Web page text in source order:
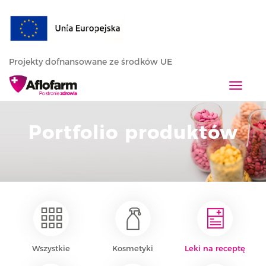
Projekty dofnansowane ze środków UE
T
o
g
g
l
e
n
a
Portfolio produktów
Wszystkie Kosmetyki Leki na receptę